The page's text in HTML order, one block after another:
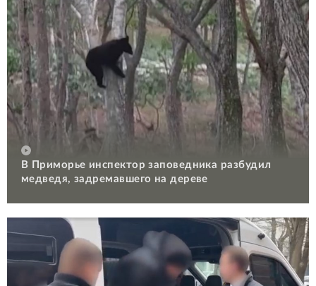
В Приморье инспектор заповедника разбудил
медведя, задремавшего на дереве